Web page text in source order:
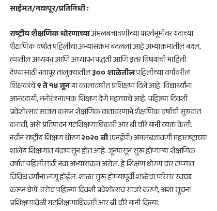
साईमत/नवापूर/प्रतिनिधी :
राष्ट्रीय शैक्षणिक धोरणाच्याअंमलबजावणीच्या पार्श्वभूमीवर यंदाच्या
शैक्षणिक वर्षात पहिलीचा अभ्यासक्रम बदलला आहे.अभ्याक्रमातील बदल,
त्यातील अध्ययन आणि अध्यापन पद्धती आणि इतर विषयांची माहिती
देण्यासाठी नवापूर तालुक्यातील३०० शाळेतीलपहिलीच्या वर्गावरील
शिक्षकांचे९ ते १४ जूनया कालावधीत प्रशिक्षण दिले आहे. विद्यार्थ्यांना
आनंददायी, मनोरंजनात्मक शिक्षण देणे महत्त्वाचे आहे. पहिल्या दिवशी
प्रवेशोत्सव साजरा करून शैक्षणिक वातावरणाने शैक्षणिक वर्षाची सुरुवात
करावी, असे प्रतिपादन गटशिक्षणाधिकारी आर.बी.चौरे यांनी व्यक्त केली.
नवीन राष्ट्रीय शिक्षण धोरण२०२० ची(एनईपी) अंमलबजावणी महाराष्ट्राच्या
शालेय शिक्षणात यंदापासून होत आहे. जूनपासून सुरू होणाऱ्या शैक्षणिक
वर्षात पहिलीसाठी नवा अभ्यासक्रम असेल. हे शिक्षण धोरण चार टप्प्यात
विविध वर्गांना लागू होईल. शाळा सुरू होण्यापूर्वी शाळेचा परिसर स्वच्छ
करून घेणे. तसेच पहिल्या दिवशी प्रवेशोत्सव साजरे करणे, अशा सूचना
प्रशिक्षणावेळी गटशिक्षणाधिकारी आर.बी.चौरे यांनी दिल्या.